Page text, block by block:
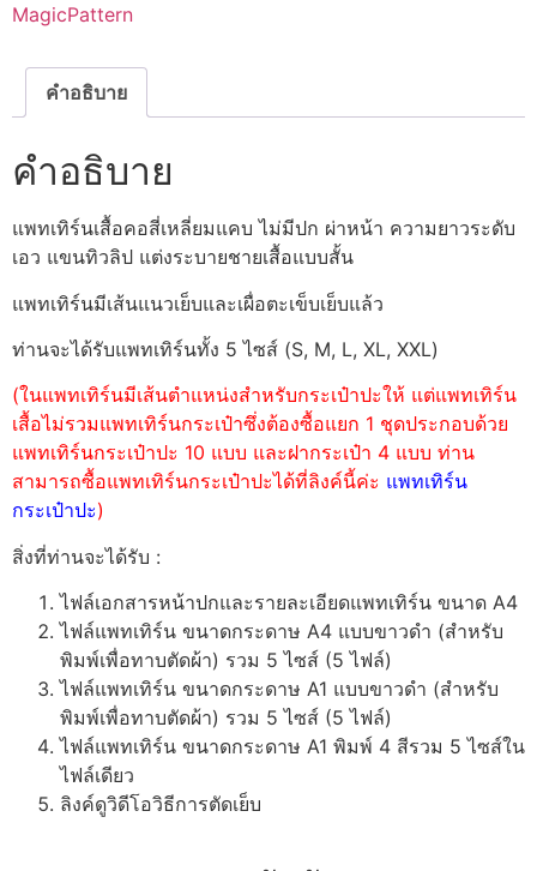
MagicPattern
คำอธิบาย
คำอธิบาย
แพทเทิร์นเสื้อคอสี่เหลี่ยมแคบ ไม่มีปก ผ่าหน้า ความยาวระดับ
เอว แขนทิวลิป แต่งระบายชายเสื้อแบบสั้น
แพทเทิร์นมีเส้นแนวเย็บและเผื่อตะเข็บเย็บแล้ว
ท่านจะได้รับแพทเทิร์นทั้ง 5 ไซส์ (S, M, L, XL, XXL)
(ในแพทเทิร์นมีเส้นตำแหน่งสำหรับกระเป๋าปะให้ แต่แพทเทิร์น
เสื้อไม่รวมแพทเทิร์นกระเป๋าซึ่งต้องซื้อแยก 1 ชุดประกอบด้วย
แพทเทิร์นกระเป๋าปะ 10 แบบ และฝากระเป๋า 4 แบบ ท่าน
สามารถซื้อแพทเทิร์นกระเป๋าปะได้ที่ลิงค์นี้ค่ะ แพทเทิร์น
กระเป๋าปะ)
สิ่งที่ท่านจะได้รับ :
ไฟล์เอกสารหน้าปกและรายละเอียดแพทเทิร์น ขนาด A4
ไฟล์แพทเทิร์น ขนาดกระดาษ A4 แบบขาวดำ (สำหรับ
พิมพ์เพื่อทาบตัดผ้า) รวม 5 ไซส์ (5 ไฟล์)
ไฟล์แพทเทิร์น ขนาดกระดาษ A1 แบบขาวดำ (สำหรับ
พิมพ์เพื่อทาบตัดผ้า) รวม 5 ไซส์ (5 ไฟล์)
ไฟล์แพทเทิร์น ขนาดกระดาษ A1 พิมพ์ 4 สีรวม 5 ไซส์ใน
ไฟล์เดียว
ลิงค์ดูวิดีโอวิธีการตัดเย็บ